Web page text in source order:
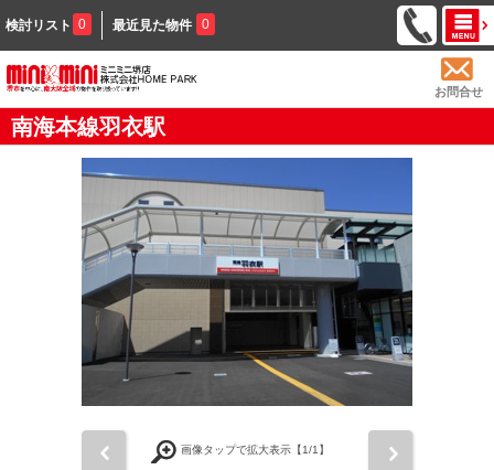
検討リスト 0 最近見た物件 0
お問合せ
南海本線羽衣駅
画像タップで拡大表示【1/1】